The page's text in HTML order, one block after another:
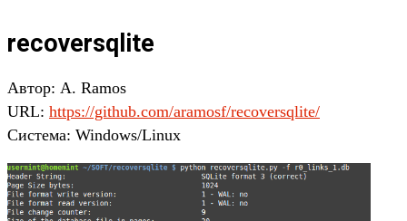
recoversqlite
Автор: A. Ramos
URL: https://github.com/aramosf/recoversqlite/
Система: Windows/Linux